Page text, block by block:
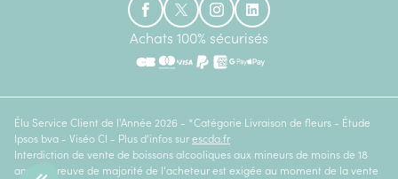
Achats 100% sécurisés
Élu Service Client de l'Année 2026 - *Catégorie Livraison de fleurs - Étude
Ipsos bva - Viséo CI - Plus d'infos sur escda.fr
Interdiction de vente de boissons alcooliques aux mineurs de moins de 18
ans. La preuve de majorité de l'acheteur est exigée au moment de la vente